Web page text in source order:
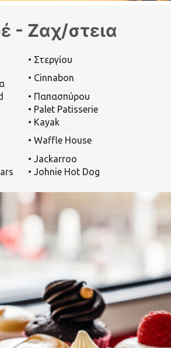
- Ζαχ/στεια
• Στεργίου
• Cinnabon
• Παπασπύρου
• Palet Patisserie
• Kayak
• Waffle House
• Jackarroo
• Johnie Hot Dog